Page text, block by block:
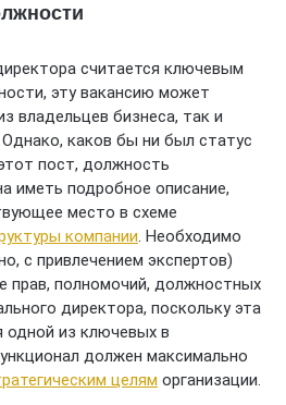
считается ключевым
эту вакансию может
владельцев бизнеса, так и
каков бы ни был статус
пост, должность
иметь подробное описание,
место в схеме
компании. Необходимо
с привлечением экспертов)
прав, полномочий, должностных
директора, поскольку эта
одной из ключевых в
должен максимально
целям организации.